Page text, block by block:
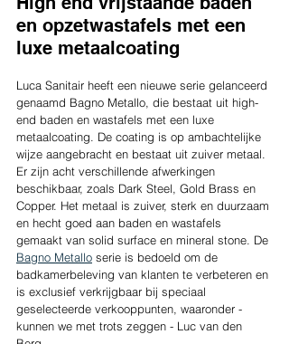
en opzetwastafels met een
luxe metaalcoating
Luca Sanitair heeft een nieuwe serie gelanceerd
genaamd Bagno Metallo, die bestaat uit high-
end baden en wastafels met een luxe
metaalcoating. De coating is op ambachtelijke
wijze aangebracht en bestaat uit zuiver metaal.
Er zijn acht verschillende afwerkingen
beschikbaar, zoals Dark Steel, Gold Brass en
Copper. Het metaal is zuiver, sterk en duurzaam
en hecht goed aan baden en wastafels
gemaakt van solid surface en mineral stone. De
Bagno Metallo serie is bedoeld om de
badkamerbeleving van klanten te verbeteren en
is exclusief verkrijgbaar bij speciaal
geselecteerde verkooppunten, waaronder -
kunnen we met trots zeggen - Luc van den